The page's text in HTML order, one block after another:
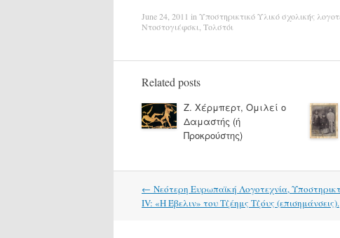
June 24, 2011 in Υποστηρικτικό Υλικό σχολικής
Ντοστογιέφσκι Τολστόι
Related posts
Ζ. Χέρμπερτ, Ομιλεί ο
Δαμαστής (ή
Προκρούστης)
Post
navigation
← Νεότερη Ευρωπαϊκή Λογοτεχνία,
ΙV: «Η Έβελιν» του Tζέημς Τζόυς (επισημάνσεις).